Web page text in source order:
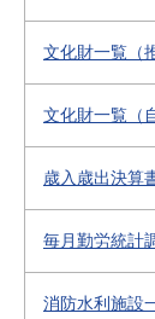
文化財一覧（
文化財一覧（
歳入歳出決算
毎月勤労統計
消防水利施設